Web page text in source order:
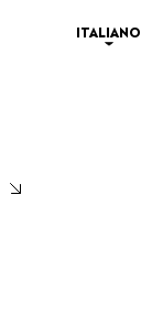
ITALIANO